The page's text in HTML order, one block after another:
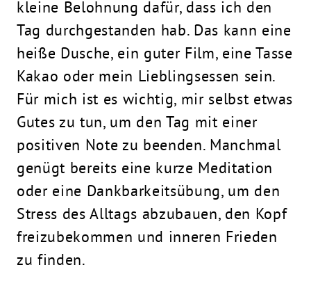
kleine Belohnung dafür, dass ich den
Tag durchgestanden hab. Das kann eine
heiße Dusche, ein guter Film, eine Tasse
Kakao oder mein Lieblingsessen sein.
Für mich ist es wichtig, mir selbst etwas
Gutes zu tun, um den Tag mit einer
positiven Note zu beenden. Manchmal
genügt bereits eine kurze Meditation
oder eine Dankbarkeitsübung, um den
Stress des Alltags abzubauen, den Kopf
freizubekommen und inneren Frieden
zu finden.